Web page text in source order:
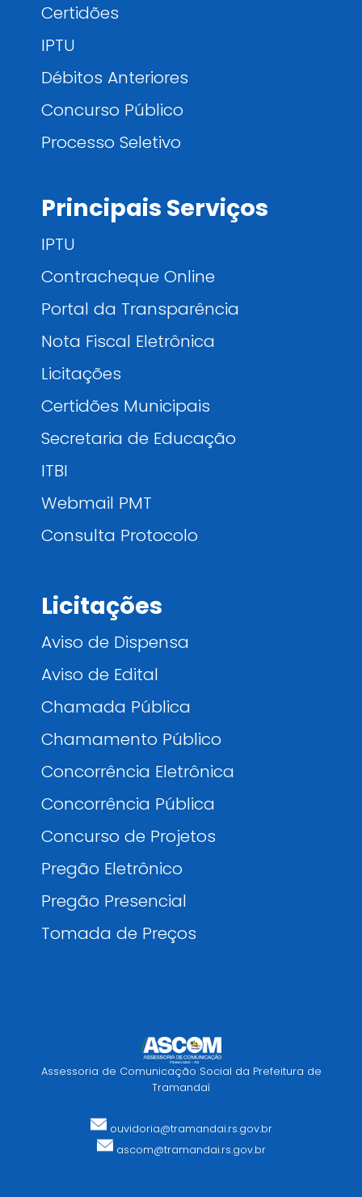
Certidões
IPTU
Débitos Anteriores
Concurso Público
Processo Seletivo
Principais Serviços
IPTU
Contracheque Online
Portal da Transparência
Nota Fiscal Eletrônica
Licitações
Certidões Municipais
Secretaria de Educação
ITBI
Webmail PMT
Consulta Protocolo
Licitações
Aviso de Dispensa
Aviso de Edital
Chamada Pública
Chamamento Público
Concorrência Eletrônica
Concorrência Pública
Concurso de Projetos
Pregão Eletrônico
Pregão Presencial
Tomada de Preços
Assessoria de Comunicação Social da Prefeitura de
Tramandaí
ouvidoria@tramandai.rs.gov.br
ascom@tramandai.rs.gov.br